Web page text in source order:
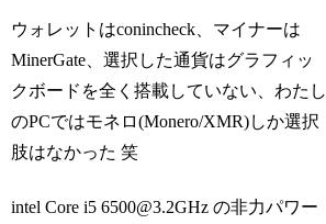
ウォレットはconincheck、マイナーは
MinerGate、選択した通貨はグラフィッ
クボードを全く搭載していない、わたし
のPCではモネロ(Monero/XMR)しか選択
肢はなかった 笑
intel Core i5 6500@3.2GHz の非力パワー